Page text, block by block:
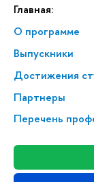
Главная:
О программе
Выпускники
Достижения
Партнеры
Перечень